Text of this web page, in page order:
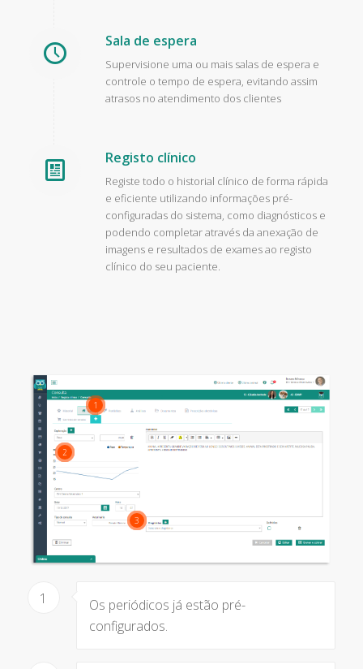
Sala de espera
Supervisione uma ou mais salas de espera e
controle o tempo de espera, evitando assim
atrasos no atendimento dos clientes
Registo clínico
Registe todo o historial clínico de forma rápida
e eficiente utilizando informações pré-
configuradas do sistema, como diagnósticos e
podendo completar através da anexação de
imagens e resultados de exames ao registo
clínico do seu paciente.
1
2
3
1
Os periódicos já estão pré-
configurados.